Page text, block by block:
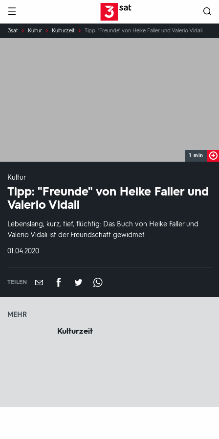
Hauptnavigation 3SAT
Sie
sind
3sat Kultur Kulturzeit Tipp: "Freunde" von Heike Faller und Valerio Vidali
1 min
Kultur
Tipp: "Freunde" von Heike Faller und
Valerio Vidali
Lebenslang, kurz, tief, flüchtig: Das Buch von Heike Faller und
Valerio Vidali ist der Freundschaft gewidmet.
DATUM:
01.04.2020
TEILEN
MEHR
Kulturzeit